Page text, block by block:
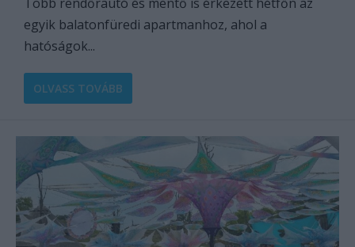
egyik balatonfüredi apartmanhoz, ahol a
hatóságok...
OLVASS TOVÁBB